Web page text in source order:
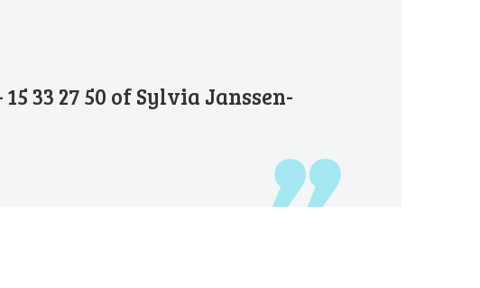
33 27 50 of Sylvia Janssen-